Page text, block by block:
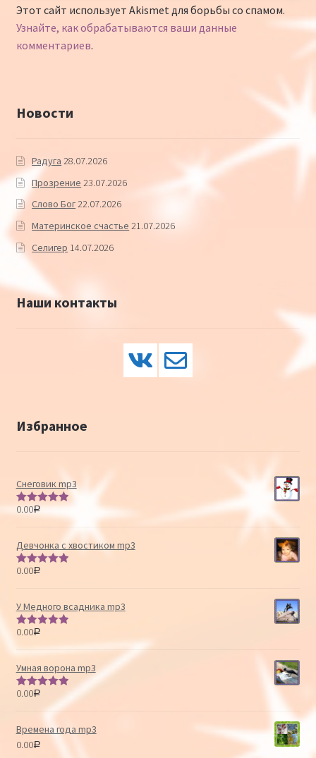
Этот сайт использует Akismet для борьбы со спамом.
Узнайте, как обрабатываются ваши данные
комментариев.
Новости
Радуга 28.07.2026
Прозрение 23.07.2026
Слово Бог22.07.2026
Материнское счастье 21.07.2026
Селигер 14.07.2026
Наши контакты
Избранное
Снеговик mp3
Оценка
0.00Р
Девчонка с хвостиком mp3
Оценка
0.00Р
У Медного всадника mp3
Оценка
0.00Р
Умная ворона mp3
Оценка
0.00Р
Времена года mp3
0.00Р